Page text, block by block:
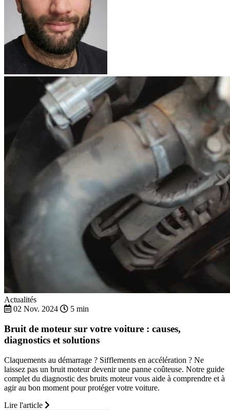
Actualités
02 Nov. 2024
5 min
Bruit de moteur sur votre voiture : causes,
diagnostics et solutions
Claquements au démarrage ? Sifflements en accélération ? Ne
laissez pas un bruit moteur devenir une panne coûteuse. Notre guide
complet du diagnostic des bruits moteur vous aide à comprendre et à
agir au bon moment pour protéger votre voiture.
Lire l'article